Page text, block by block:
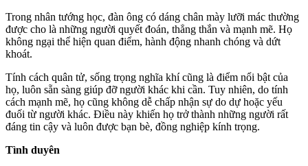
Trong nhân tướng học, đàn ông có dáng chân mày lưỡi mác thường
được cho là những người quyết đoán, thẳng thắn và mạnh mẽ. Họ
không ngại thể hiện quan điểm, hành động nhanh chóng và dứt
khoát.
Tính cách quân tử, sống trọng nghĩa khí cũng là điểm nổi bật của
họ, luôn sẵn sàng giúp đỡ người khác khi cần. Tuy nhiên, do tính
cách mạnh mẽ, họ cũng không dễ chấp nhận sự do dự hoặc yếu
đuối từ người khác. Điều này khiến họ trở thành những người rất
đáng tin cậy và luôn được bạn bè, đồng nghiệp kính trọng.
Tình duyên